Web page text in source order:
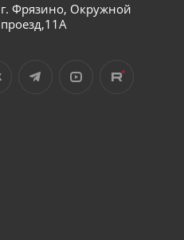
г. Фрязино, Окружной
проезд,11А